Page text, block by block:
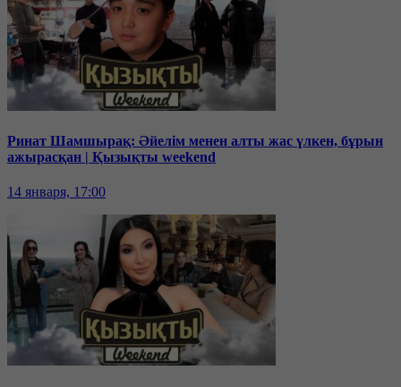
Ринат Шамшырақ: Әйелім менен алты жас үлкен, бұрын
ажырасқан | Қызықты weekend
14 января, 17:00